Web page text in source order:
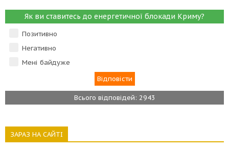
Як ви ставитесь до енергетичної блокади Криму?
Позитивно
Негативно
Мені байдуже
Всього відповідей: 2943
ЗАРАЗ НА САЙТІ